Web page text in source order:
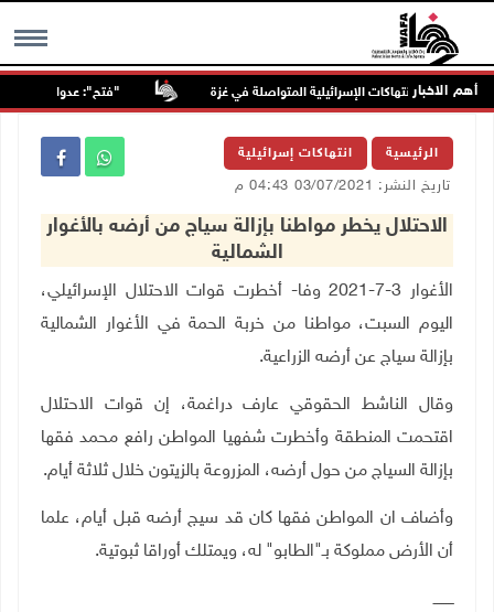
MENU أهم الاخبار "فتح": عدوان الاحتلال
الرئيسية انتهاكات إسرائيلية
تاريخ النشر: 03/07/2021 04:43 م
الاحتلال يخطر مواطنا بإزالة سياج من أرضه بالأغوار
الشمالية
الأغوار 3-7-2021 وفا- أخطرت قوات الاحتلال الإسرائيلي،
اليوم السبت، مواطنا من خربة الحمة في الأغوار الشمالية
بإزالة سياج عن أرضه الزراعية.
وقال الناشط الحقوقي عارف دراغمة، إن قوات الاحتلال
اقتحمت المنطقة وأخطرت شفهيا المواطن رافع محمد فقها
بإزالة السياج من حول أرضه، المزروعة بالزيتون خلال ثلاثة أيام.
وأضاف ان المواطن فقها كان قد سيج أرضه قبل أيام، علما
أن الأرض مملوكة بـ"الطابو" له، ويمتلك أوراقا ثبوتية.
ـــــــــ